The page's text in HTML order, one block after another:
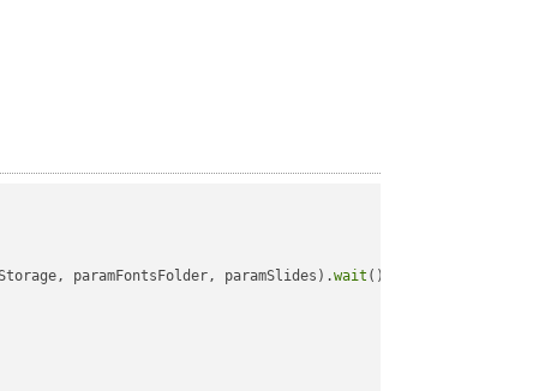
paramFontsFolder, paramSlides).wait ();